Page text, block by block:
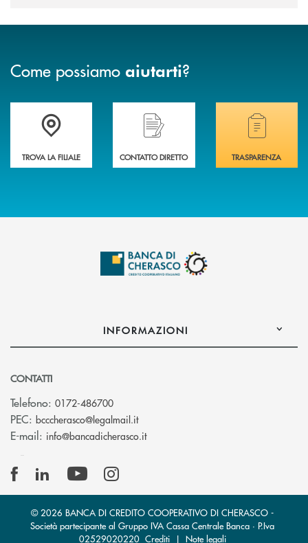
Come possiamo aiutarti?
Accedi all' elenco completo delle filiali .
TROVA LA FILIALE
Hai bisogno di assistenza immediata?
CONTATTO DIRETTO
Hai bisogno di
TRASPARENZA
INFORMAZIONI
CONTATTI
Telefono: 0172-486700
PEC: bcccherasco@legalmail.it(si apre l’app di posta elettronica)
E-mail: info@bancadicherasco.it(si apre l’app di posta elettronica)
© 2026 BANCA DI CREDITO COOPERATIVO DI CHERASCO -
Società partecipante al Gruppo IVA Cassa Centrale Banca · P.Iva
02529020220 Crediti| Note legali